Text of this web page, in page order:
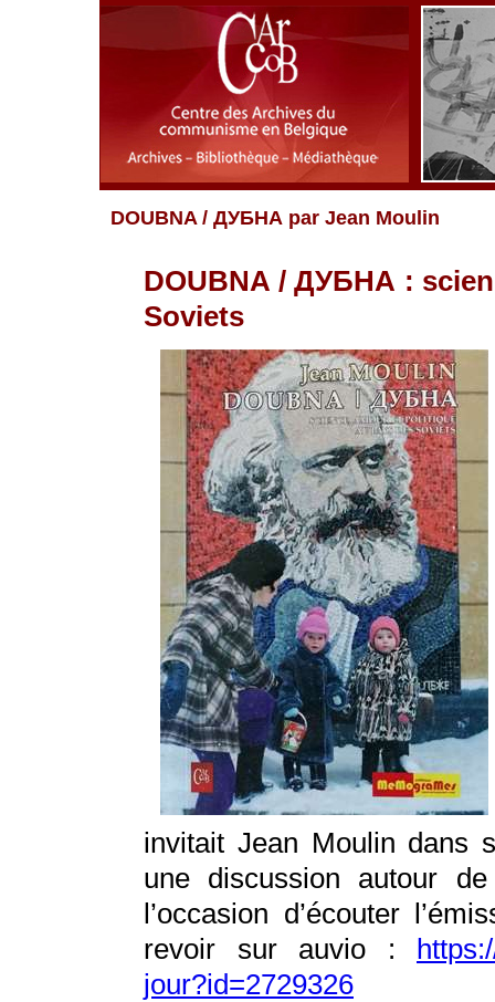
DOUBNA / ДУБНА par Jean Moulin
DOUBNA / ДУБНА :
Soviets
invitait Jean Moulin dans
une discussion autour
l’occasion d’écouter
revoir sur auvio :
jour?id=2729326